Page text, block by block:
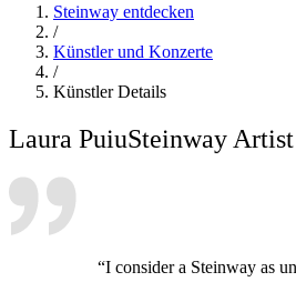
Steinway entdecken
/
Künstler und Konzerte
/
Künstler Details
Laura PuiuSteinway
“I consider a Steinway as